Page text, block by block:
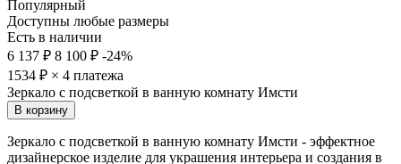
Популярный
Доступны любые размеры
Есть в наличии
6 137 ₽ 8 100 ₽ -24%
1534 ₽ × 4 платежа
Зеркало с подсветкой в ванную комнату Имсти
В корзину
Зеркало с подсветкой в ванную комнату Имсти - эффектное
дизайнерское изделие для украшения интерьера и создания в